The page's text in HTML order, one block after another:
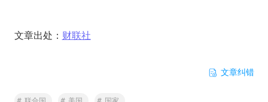
文章出处： 财联社
文章纠错